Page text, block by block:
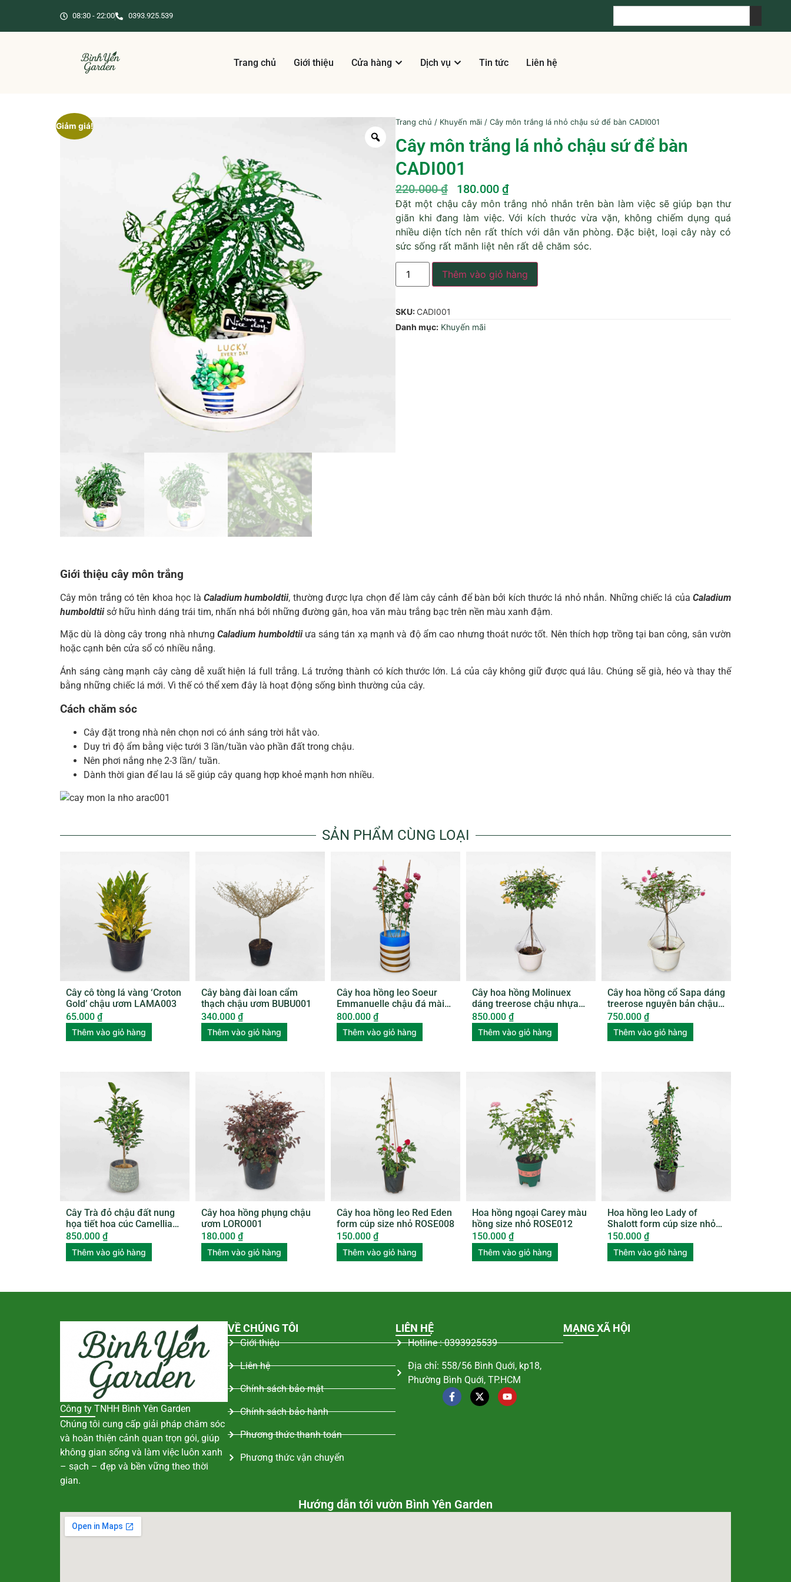
08:30 - 22:00 0393.925.539
Trang chủ Giới thiệu Cửa hàng Dịch vụ Tin tức Liên hệ
Giảm giá! Trang chủ / Khuyến mãi / Cây môn trắng lá nhỏ chậu sứ để bàn CADI001
Cây môn trắng lá nhỏ chậu sứ để bàn
CADI001
220.000₫ 180.000 ₫
Đặt một chậu cây môn trắng nhỏ nhắn trên bàn làm việc sẽ giúp bạn thư
giãn khi đang làm việc. Với kích thước vừa vặn, không chiếm dụng quá
nhiều diện tích nên rất thích với dân văn phòng. Đặc biệt, loại cây này có
sức sống rất mãnh liệt nên rất dễ chăm sóc.
Thêm vào giỏ hàng
SKU: CADI001
Danh mục: Khuyến mãi
Giới thiệu cây môn trắng
Cây môn trắng có tên khoa học là Caladium humboldtii, thường được lựa chọn để làm cây cảnh để bàn bởi kích thước lá nhỏ nhắn. Những chiếc lá củaCaladium
humboldtiisở hữu hình dáng trái tim, nhấn nhá bởi những đường gân, hoa văn màu trắng bạc trên nền màu xanh đậm.
Mặc dù là dòng cây trong nhà nhưngCaladium humboldtiiưa sáng tán xạ mạnh và độ ẩm cao nhưng thoát nước tốt. Nên thích hợp trồng tại ban công, sân vườn
hoặc cạnh bên cửa sổ có nhiều nắng.
Ánh sáng càng mạnh cây càng dễ xuất hiện lá full trắng. Lá trưởng thành có kích thước lớn. Lá của cây không giữ được quá lâu. Chúng sẽ già, héo và thay thế
bằng những chiếc lá mới. Vì thế có thể xem đây là hoạt động sống bình thường của cây.
Cách chăm sóc
Cây đặt trong nhà nên chọn nơi có ánh sáng trời hắt vào.
Duy trì độ ẩm bằng việc tưới 3 lần/tuần vào phần đất trong chậu.
Nên phơi nắng nhẹ 2-3 lần/ tuần.
Dành thời gian để lau lá sẽ giúp cây quang hợp khoẻ mạnh hơn nhiều.
SẢN PHẨM CÙNG LOẠI
Cây cô tòng lá vàng ‘Croton
Gold’ chậu ươm LAMA003
65.000 ₫
Thêm vào giỏ hàng
Cây bàng đài loan cẩm
thạch chậu ươm BUBU001
340.000 ₫
Thêm vào giỏ hàng
Cây hoa hồng leo Soeur
Emmanuelle chậu đá mài
ROSE003
800.000 ₫
Thêm vào giỏ hàng
Cây hoa hồng Molinuex
dáng treerose chậu nhựa
ROSE004
850.000 ₫
Thêm vào giỏ hàng
Cây hoa hồng cổ Sapa dáng
treerose nguyên bản chậu
nhựa ROSE005
750.000 ₫
Thêm vào giỏ hàng
Cây Trà đỏ chậu đất nung
họa tiết hoa cúc Camellia
Japonica
850.000 ₫
Thêm vào giỏ hàng
Cây hoa hồng phụng chậu
ươm LORO001
180.000 ₫
Thêm vào giỏ hàng
Cây hoa hồng leo Red Eden
form cúp size nhỏ ROSE008
150.000 ₫
Thêm vào giỏ hàng
Hoa hồng ngoại Carey màu
hồng size nhỏ ROSE012
150.000 ₫
Thêm vào giỏ hàng
Hoa hồng leo Lady of
Shalott form cúp size nhỏ
ROSE009
150.000 ₫
Thêm vào giỏ hàng
Công ty TNHH Bình Yên Garden
Chúng tôi cung cấp giải pháp chăm sóc
và hoàn thiện cảnh quan trọn gói, giúp
không gian sống và làm việc luôn xanh
– sạch – đẹp và bền vững theo thời
gian.
VỀ CHÚNG TÔI
Giới thiệu
Liên hệ
Chính sách bảo mật
Chính sách bảo hành
Phương thức thanh toán
Phương thức vận chuyển
LIÊN HỆ
Hotline : 0393925539
Địa chỉ: 558/56 Bình Quới, kp18,
Phường Bình Quới, TP.HCM
MẠNG XÃ HỘI
Hướng dẫn tới vườn Bình Yên Garden